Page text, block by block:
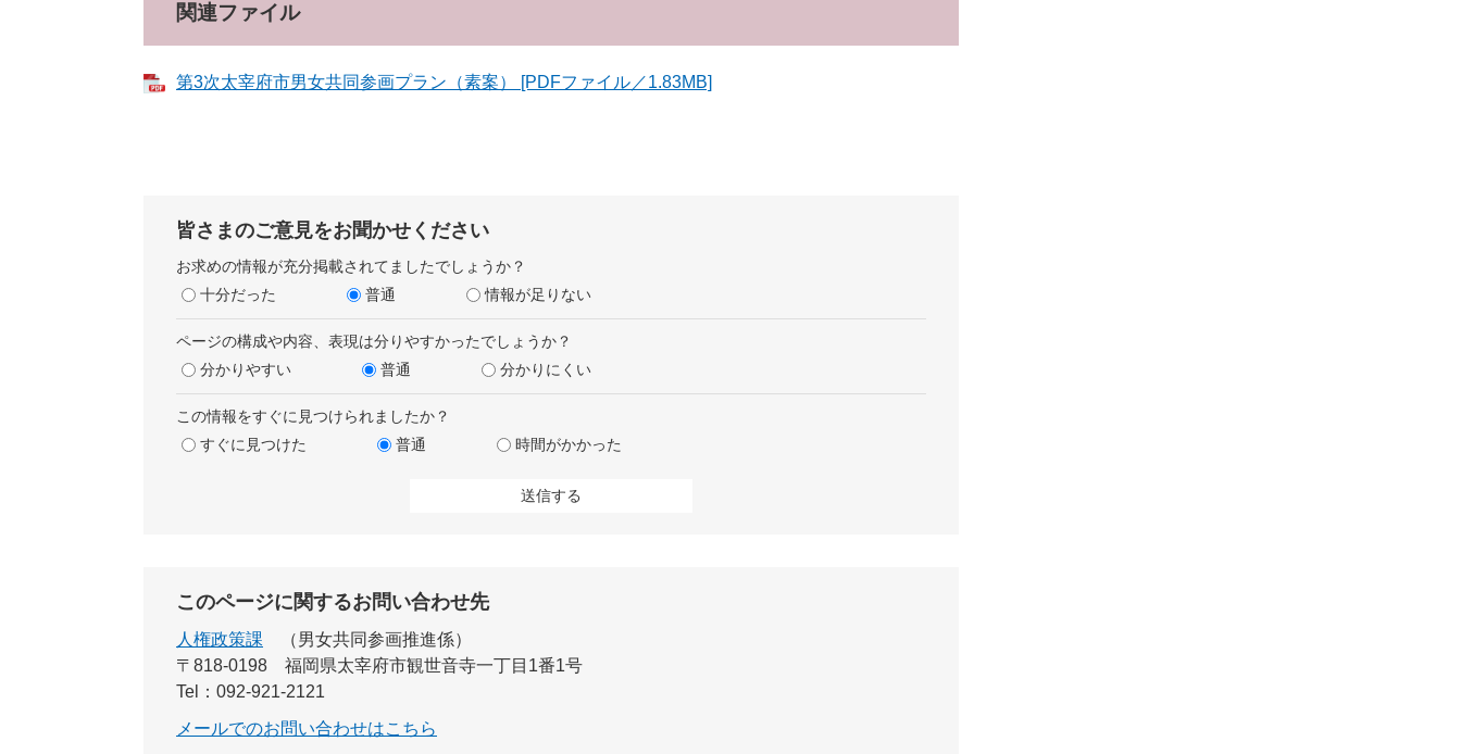
関連ファイル
第3次太宰府市男女共同参画プラン（素案） [PDFファイル／1.83MB]
皆さまのご意見をお聞かせください
お求めの情報が充分掲載されてましたでしょうか？
十分だった
普通 情報が足りない
ページの構成や内容、表現は分りやすかったでしょうか？
分かりやすい
普通 分かりにくい
この情報をすぐに見つけられましたか？
すぐに見つけた
普通 時間がかかった
このページに関するお問い合わせ先
人権政策課
男女共同参画推進係
〒818-0198
福岡県太宰府市観世音寺一丁目1番1号
Tel：092-921-2121
メールでのお問い合わせはこちら